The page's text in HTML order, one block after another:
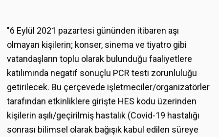
"6 Eylül 2021 pazartesi gününden itibaren aşı
olmayan kişilerin; konser, sinema ve tiyatro gibi
vatandaşların toplu olarak bulunduğu faaliyetlere
katılımında negatif sonuçlu PCR testi zorunluluğu
getirilecek. Bu çerçevede işletmeciler/organizatörler
tarafından etkinliklere girişte HES kodu üzerinden
kişilerin aşılı/geçirilmiş hastalık (Covid-19 hastalığı
sonrası bilimsel olarak bağışık kabul edilen süreye